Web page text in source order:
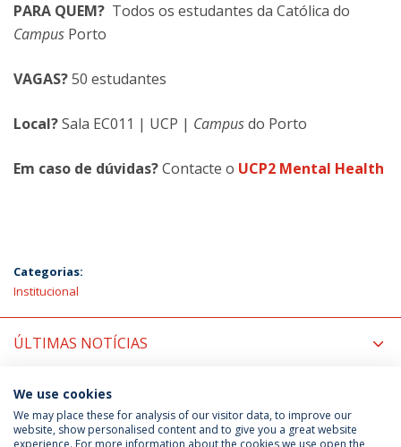
PARA QUEM? Todos os estudantes da Católica do
Campus Porto
VAGAS?50 estudantes
Local?Sala EC011 | UCP | Campusdo Porto
Em caso de dúvidas?Contacte o UCP2 Mental Health
Categorias:
Institucional
ÚLTIMAS NOTÍCIAS
PRÓXIMOS EVENTOS
We use cookies
We may place these for analysis of our visitor data, to improve our
website, show personalised content and to give you a great website
experience. For more information about the cookies we use open the